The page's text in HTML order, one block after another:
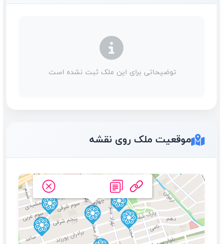
توضیحاتی برای این ملک ثبت نشده است.
موقعیت ملک روی نقشه